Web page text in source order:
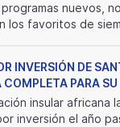
nuevos,
los favoritos de
INVERSIÓN DE
COMPLETA PARA
insular africana
inversión el año